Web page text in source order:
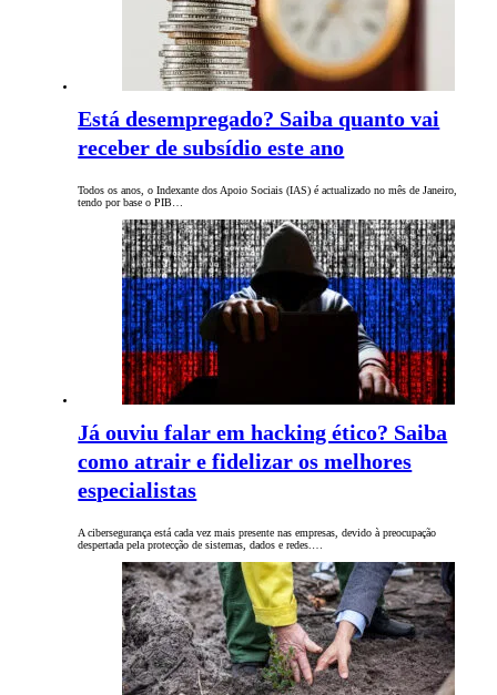
Está desempregado? Saiba quanto vai
receber de subsídio este ano
Todos os anos, o Indexante dos Apoio Sociais (IAS) é actualizado no mês de Janeiro,
tendo por base o PIB…
Já ouviu falar em hacking ético? Saiba
como atrair e fidelizar os melhores
especialistas
A cibersegurança está cada vez mais presente nas empresas, devido à preocupação
despertada pela protecção de sistemas, dados e redes.…